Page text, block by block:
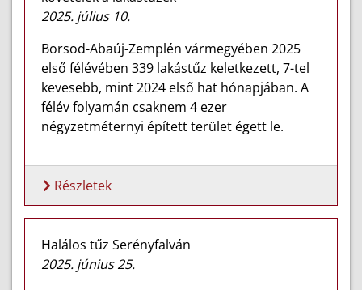
2025. július 10.
Borsod-Abaúj-Zemplén vármegyében 2025
első félévében 339 lakástűz keletkezett, 7-tel
kevesebb, mint 2024 első hat hónapjában. A
félév folyamán csaknem 4 ezer
négyzetméternyi épített terület égett le.
Részletek
Halálos tűz Serényfalván
2025. június 25.